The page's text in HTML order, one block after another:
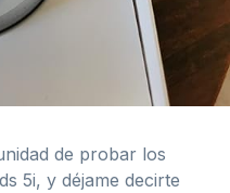
de probar los
5i, y déjame decirte